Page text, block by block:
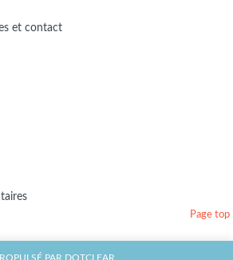
et contact
PAR DOTCLEAR
Page top